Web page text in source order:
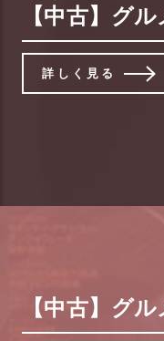
【中古】グ
詳しく見る
【中古】グ